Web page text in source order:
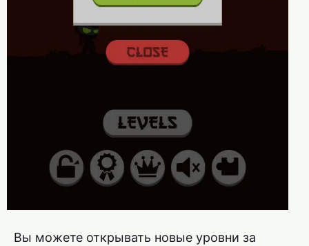
Вы можете открывать новые уровни за